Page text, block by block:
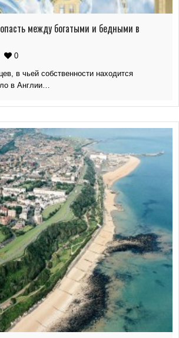
между богатыми и бедными в
0
в чьей собственности находится
в Англии…